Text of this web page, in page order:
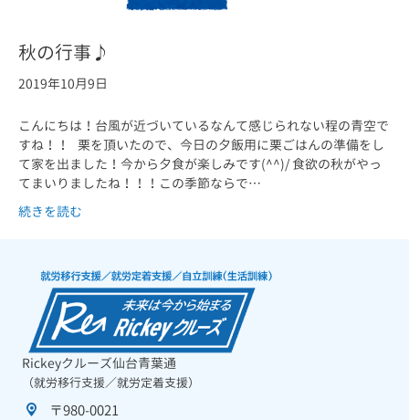
秋の行事♪
2019年10月9日
こんにちは！台風が近づいているなんて感じられない程の青空で
すね！！ 栗を頂いたので、今日の夕飯用に栗ごはんの準備をし
て家を出ました！今から夕食が楽しみです(^^)/ 食欲の秋がやっ
てまいりましたね！！！この季節ならで…
続きを読む
Rickeyクルーズ仙台青葉通
（就労移行支援／就労定着支援）
〒980-0021